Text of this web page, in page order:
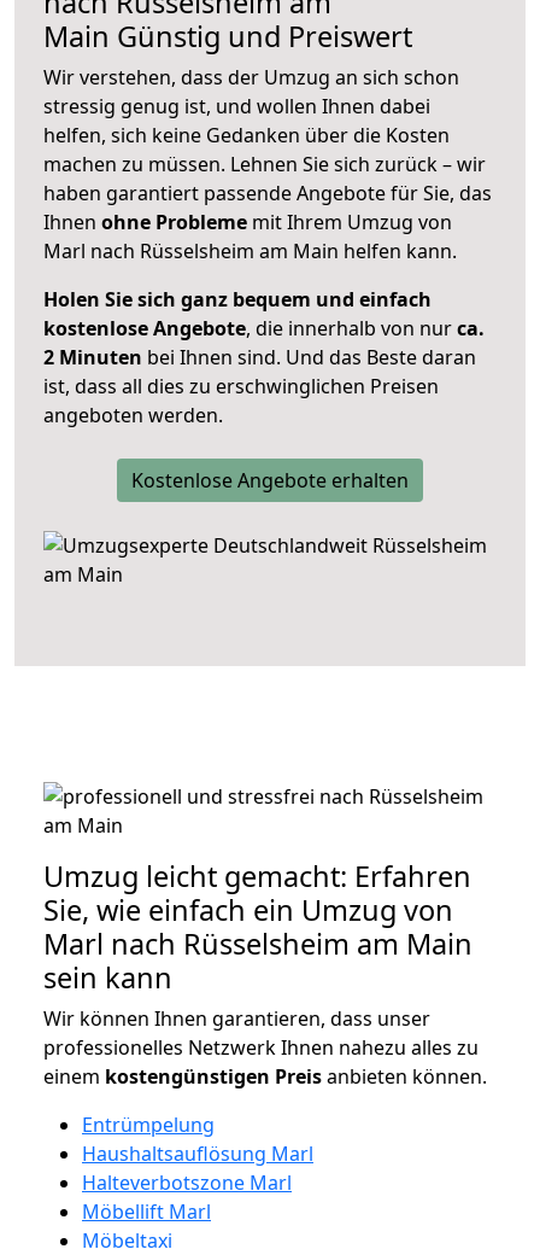
Main Günstig und Preiswert
Wir verstehen, dass der Umzug an sich schon
stressig genug ist, und wollen Ihnen dabei
helfen, sich keine Gedanken über die Kosten
machen zu müssen. Lehnen Sie sich zurück – wir
haben garantiert passende Angebote für Sie, das
Ihnen ohne Probleme mit Ihrem Umzug von
Marl nach Rüsselsheim am Main helfen kann.
Holen Sie sich ganz bequem und einfach
kostenlose Angebote, die innerhalb von nurca.
2 Minuten bei Ihnen sind. Und das Beste daran
ist, dass all dies zu erschwinglichen Preisen
angeboten werden.
Kostenlose Angebote erhalten
Umzug leicht gemacht: Erfahren
Sie, wie einfach ein Umzug von
Marl nach Rüsselsheim am Main
sein kann
Wir können Ihnen garantieren, dass unser
professionelles Netzwerk Ihnen nahezu alles zu
einem kostengünstigen Preisanbieten können.
Entrümpelung
Haushaltsauflösung Marl
Halteverbotszone Marl
Möbellift Marl
Möbeltaxi